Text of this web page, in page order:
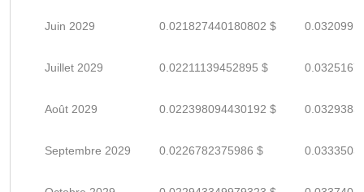
Juin 2029 0.021827440180802 $
Juillet 2029 0.02211139452895 $
Août 2029 0.022398094430192 $
Septembre 2029 0.0226782375986 $